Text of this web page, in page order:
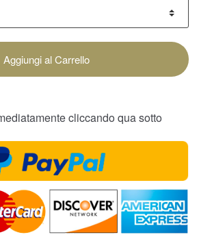
Aggiungi al Carrello
cliccando qua sotto